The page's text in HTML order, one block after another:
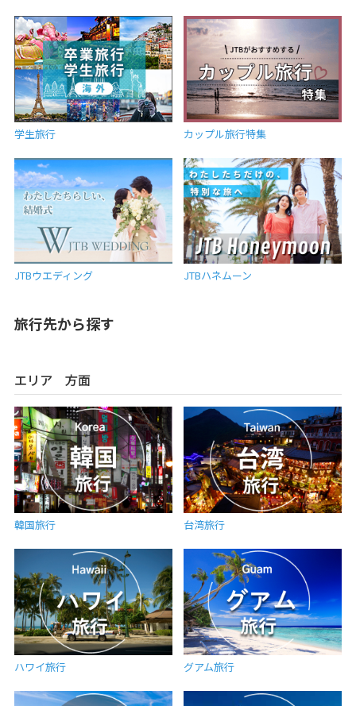
学生旅行 カップル旅行特集
JTBウエディング JTBハネムーン
旅行先から探す
エリア 方面
韓国旅行 台湾旅行
ハワイ旅行 グアム旅行